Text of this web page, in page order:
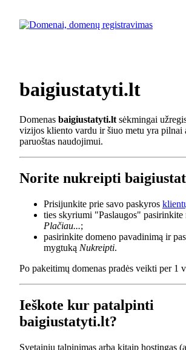
baigiustatyti.lt
Domenas baigiustatyti.lt sėkmingai
vizijos kliento vardu ir šiuo metu yra pilnai
paruoštas naudojimui.
Norite nukreipti
Prisijunkite prie savo paskyros
ties skyriumi "Paslaugos" pasirinkite
Plačiau...;
pasirinkite domeno pavadinimą ir
mygtuką Nukreipti.
Po pakeitimų domenas pradės veikti per 1
Ieškote kur patalpinti
baigiustatyti.lt?
Svetainių talpinimas arba kitaip hostingas